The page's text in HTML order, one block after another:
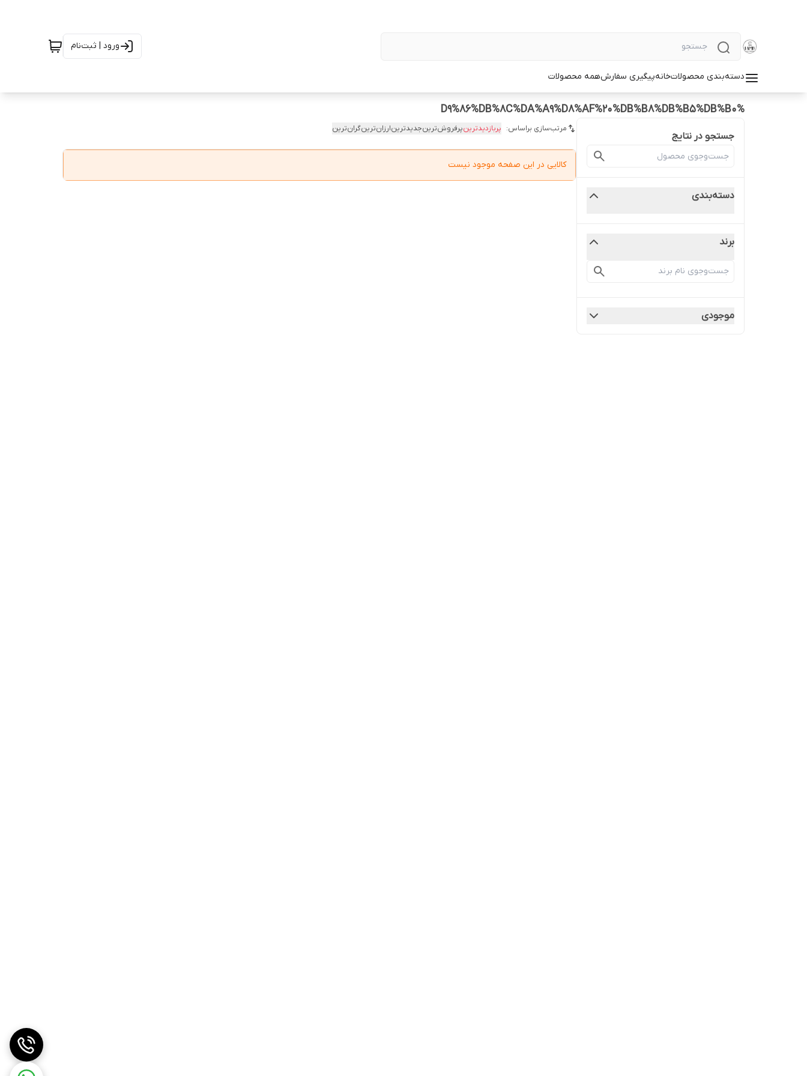
ورود | ثبت‌نام
دسته‌بندی محصولاتخانهپیگیری سفارشهمه محصولات
%D9%86%DB%8C%DA%A9%D8%AF%20%DB%B8%DB%B5%DB%B0
جستجو در نتایج
دسته‌بندی
برند
موجودی
مرتب‌سازی براساس: پربازدیدترینپرفروش‌ترینجدیدترینارزان‌ترینگران‌ترین
کالایی در این صفحه موجود نیست